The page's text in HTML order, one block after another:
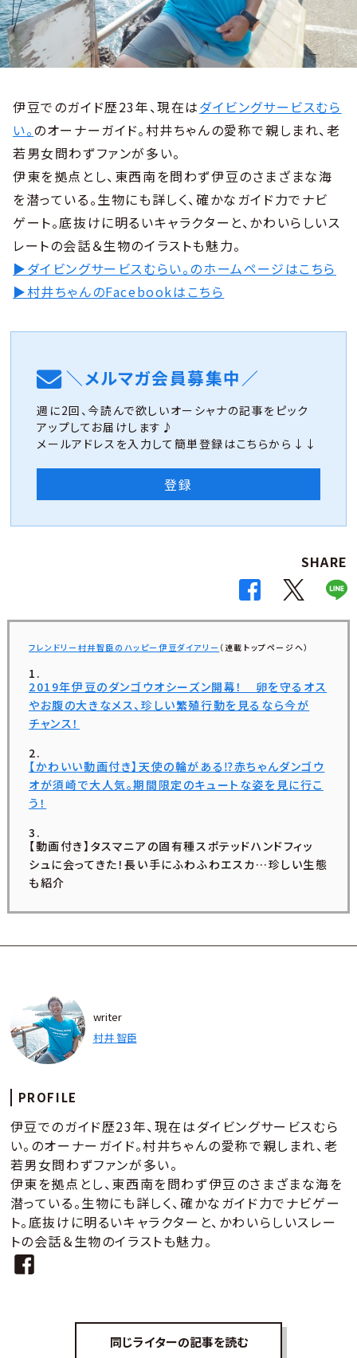
伊豆でのガイド歴23年、現在はダイビングサービスむら
い。のオーナーガイド。村井ちゃんの愛称で親しまれ、老
若男女問わずファンが多い。
伊東を拠点とし、東西南を問わず伊豆のさまざまな海
を潜っている。生物にも詳しく、確かなガイド力でナビ
ゲート。底抜けに明るいキャラクターと、かわいらしいス
レートの会話＆生物のイラストも魅力。
▶ダイビングサービスむらい。のホームページはこちら
▶村井ちゃんのFacebookはこちら
＼メルマガ会員募集中／
週に2回、今読んで欲しいオーシャナの記事をピック
アップしてお届けします♪
メールアドレスを入力して簡単登録はこちらから↓↓
登録
SHARE
フレンドリー村井智臣のハッピー伊豆ダイアリー （連載トップページへ）
2019年伊豆のダンゴウオシーズン開幕！ 卵を守るオス
やお腹の大きなメス、珍しい繁殖行動を見るなら今が
チャンス！
【かわいい動画付き】天使の輪がある⁉赤ちゃんダンゴウ
オが須崎で大人気。期間限定のキュートな姿を見に行こ
う！
【動画付き】タスマニアの固有種スポテッドハンドフィッ
シュに会ってきた！長い手にふわふわエスカ…珍しい生態
も紹介
writer
村井 智臣
PROFILE
伊豆でのガイド歴23年、現在はダイビングサービスむら
い。のオーナーガイド。村井ちゃんの愛称で親しまれ、老
若男女問わずファンが多い。
伊東を拠点とし、東西南を問わず伊豆のさまざまな海を
潜っている。生物にも詳しく、確かなガイド力でナビゲー
ト。底抜けに明るいキャラクターと、かわいらしいスレー
トの会話＆生物のイラストも魅力。
同じライターの記事を読む